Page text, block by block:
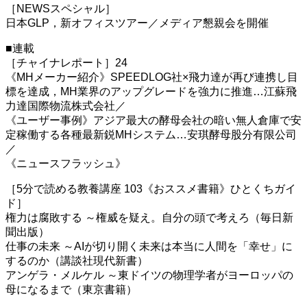
［NEWSスペシャル］
日本GLP，新オフィスツアー／メディア懇親会を開催
■連載
［チャイナレポート］24
《MHメーカー紹介》SPEEDLOG社×飛力達が再び連携し目
標を達成，MH業界のアップグレードを強力に推進…江蘇飛
力達国際物流株式会社／
《ユーザー事例》アジア最大の酵母会社の暗い無人倉庫で安
定稼働する各種最新鋭MHシステム…安琪酵母股分有限公司
／
《ニュースフラッシュ》
［5分で読める教養講座 103《おススメ書籍》ひとくちガイ
ド］
権力は腐敗する ～権威を疑え。自分の頭で考えろ（毎日新
聞出版）
仕事の未来 ～AIが切り開く未来は本当に人間を「幸せ」に
するのか（講談社現代新書）
アンゲラ・メルケル ～東ドイツの物理学者がヨーロッパの
母になるまで（東京書籍）